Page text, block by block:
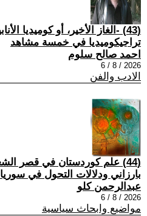
(43) -الغاز الأخير، أو كوميديا
تراجيكوميديا في خمسة مشاهد
احمد صالح سلوم
2026 / 8 / 6
الادب والفن
(44) علم كوردستان في قصر
بارزاني ودلالات التحول في
عبدالرحمن كلو
2026 / 8 / 6
مواضيع وابحاث سياسية